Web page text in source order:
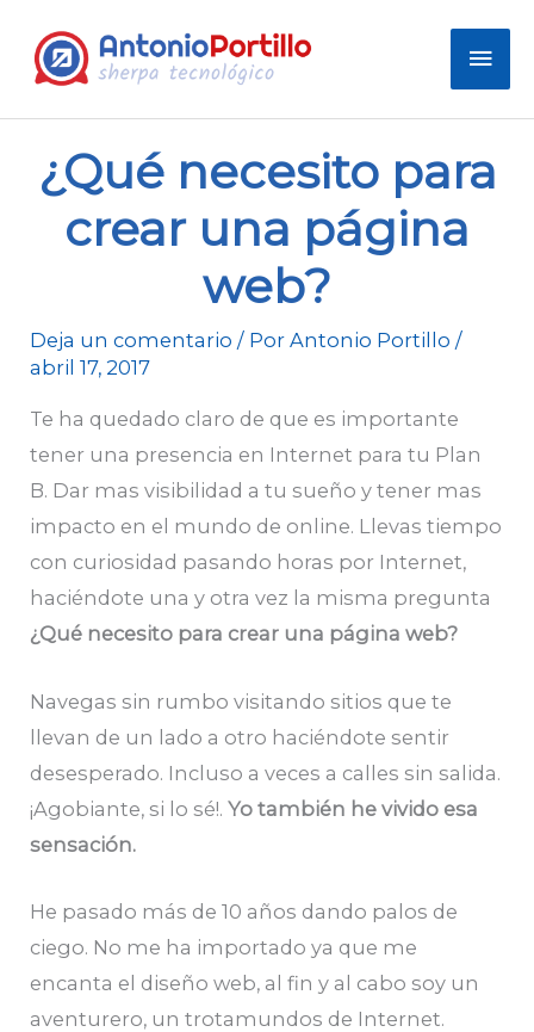
¿Qué necesito para
crear una página
web?
Deja un comentario / PorAntonio Portillo/
abril 17, 2017
Te ha quedado claro de que es importante
tener una presencia en Internet para tu Plan
B. Dar mas visibilidad a tu sueño y tener mas
impacto en el mundo de online. Llevas tiempo
con curiosidad pasando horas por Internet,
haciéndote una y otra vez la misma pregunta
¿Qué necesito para crear una página web?
Navegas sin rumbo visitando sitios que te
llevan de un lado a otro haciéndote sentir
desesperado. Incluso a veces a calles sin salida.
¡Agobiante, si lo sé!.Yo también he vivido esa
sensación.
He pasado más de 10 años dando palos de
ciego. No me ha importado ya que me
encanta el diseño web, al fin y al cabo soy un
aventurero, un trotamundos de Internet.